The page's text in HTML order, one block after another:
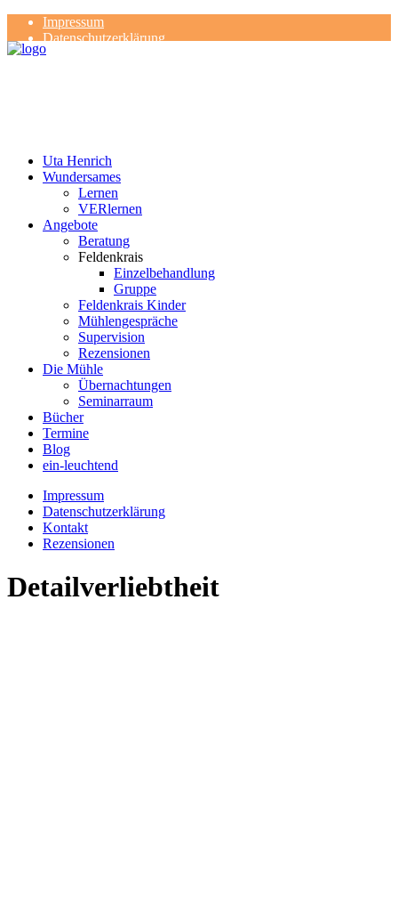
Impressum
Datenschutzerklärung
Kontakt
Uta Henrich
Wundersames
Lernen
VERlernen
Angebote
Beratung
Feldenkrais
Einzelbehandlung
Gruppe
Feldenkrais Kinder
Mühlengespräche
Supervision
Rezensionen
Die Mühle
Übernachtungen
Seminarraum
Bücher
Termine
Blog
ein-leuchtend
Impressum
Datenschutzerklärung
Kontakt
Rezensionen
Detailverliebtheit